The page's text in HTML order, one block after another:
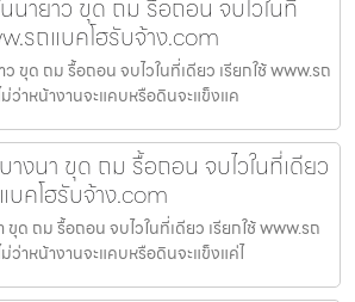
ายาว ขุด ถม รื้อถอน จบไวในที่
รถแบคโฮรับจ้าง.com
ขุด ถม รื้อถอน จบไวในที่เดียว เรียกใช้ www.รถ
ว่าหน้างานจะแคบหรือดินจะแข็งแค
งนา ขุด ถม รื้อถอน จบไวในที่เดียว
บคโฮรับจ้าง.com
ด ถม รื้อถอน จบไวในที่เดียว เรียกใช้ www.รถ
ว่าหน้างานจะแคบหรือดินจะแข็งแค่ไ